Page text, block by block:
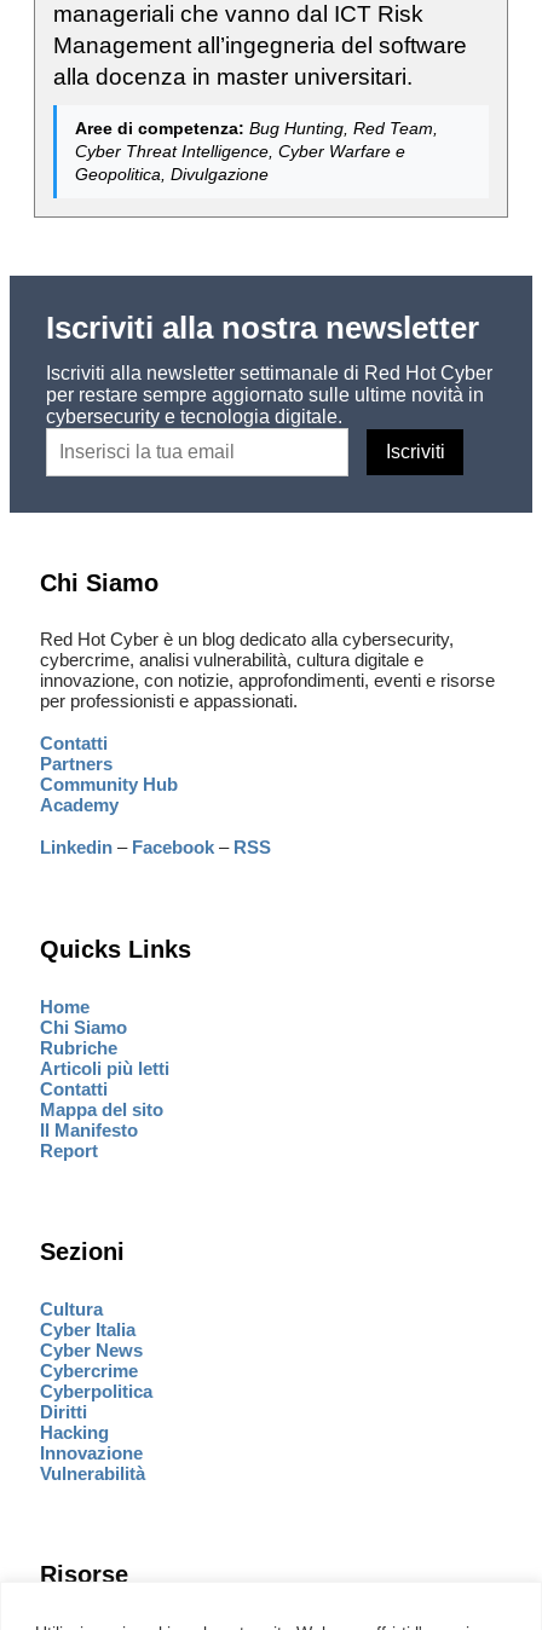
manageriali che vanno dal ICT Risk
Management all’ingegneria del software
alla docenza in master universitari.
Aree di competenza: Bug Hunting, Red Team,
Cyber Threat Intelligence, Cyber Warfare e
Geopolitica, Divulgazione
Iscriviti alla nostra newsletter
Iscriviti alla newsletter settimanale di Red Hot Cyber
per restare sempre aggiornato sulle ultime novità in
cybersecurity e tecnologia digitale.
Chi Siamo
Red Hot Cyber è un blog dedicato alla cybersecurity,
cybercrime, analisi vulnerabilità, cultura digitale e
innovazione, con notizie, approfondimenti, eventi e risorse
per professionisti e appassionati.
Contatti
Partners
Community Hub
Academy
Linkedin – Facebook – RSS
Quicks Links
Home
Chi Siamo
Rubriche
Articoli più letti
Contatti
Mappa del sito
Il Manifesto
Report
Sezioni
Cultura
Cyber Italia
Cyber News
Cybercrime
Cyberpolitica
Diritti
Hacking
Innovazione
Vulnerabilità
Risorse